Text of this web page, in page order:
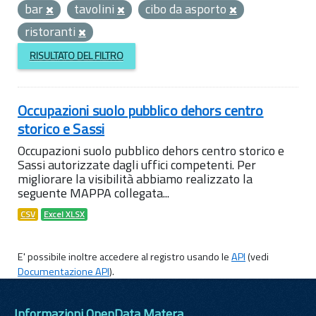
bar
tavolini
cibo da asporto
ristoranti
RISULTATO DEL FILTRO
Occupazioni suolo pubblico dehors centro
storico e Sassi
Occupazioni suolo pubblico dehors centro storico e
Sassi autorizzate dagli uffici competenti. Per
migliorare la visibilità abbiamo realizzato la
seguente MAPPA collegata...
CSV Excel XLSX
E' possibile inoltre accedere al registro usando leAPI(vedi
Documentazione API).